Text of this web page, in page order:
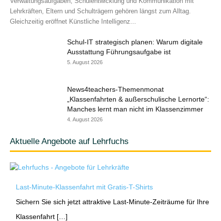
Lehrkräften, Eltern und Schulträgern gehören längst zum Alltag.
Gleichzeitig eröffnet Künstliche Intelligenz...
Schul-IT strategisch planen: Warum digitale
Ausstattung Führungsaufgabe ist
5. August 2026
News4teachers-Themenmonat
„Klassenfahrten & außerschulische Lernorte“:
Manches lernt man nicht im Klassenzimmer
4. August 2026
Aktuelle Angebote auf Lehrfuchs
Last-Minute-Klassenfahrt mit Gratis-T-Shirts
Sichern Sie sich jetzt attraktive Last-Minute-Zeiträume für Ihre
Klassenfahrt […]